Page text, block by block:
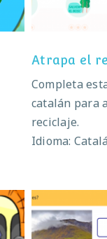
Atrapa el
Completa
catalán para
reciclaje.
Idioma: